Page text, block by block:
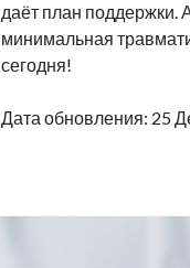
даёт план поддержки.
минимальная
сегодня!
Дата обновления: 25